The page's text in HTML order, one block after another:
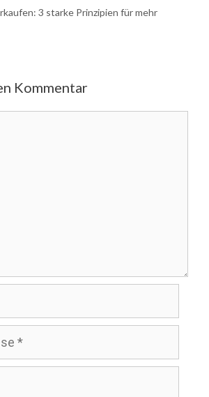
3 starke Prinzipien für mehr
Kommentar